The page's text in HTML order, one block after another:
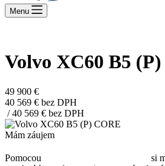
Menu
Volvo XC60 B5
49 900 €
40 569 € bez DPH
/ 40 569 € bez DPH
Mám záujem
Pomocou
si